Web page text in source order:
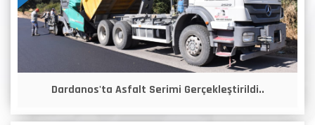
Dardanos'ta Asfalt Serimi Gerçekleştirildi..